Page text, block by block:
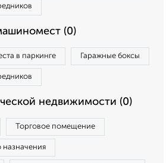
(0)
в паркинге Гаражные боксы
недвижимости (0)
Торговое помещение